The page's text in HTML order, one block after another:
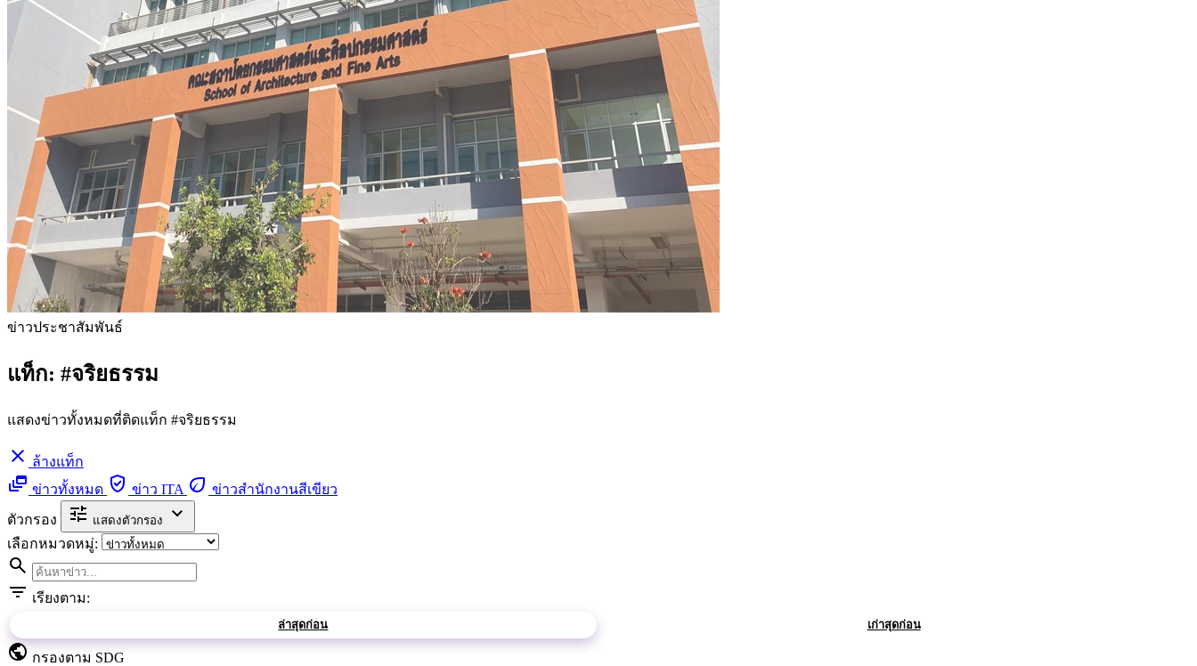
ข่าวประชาสัมพันธ์
แท็ก: #จริยธรรม
แสดงข่าวทั้งหมดที่ติดแท็ก #จริยธรรม
close ล้างแท็ก
dynamic_feed ข่าวทั้งหมด verified_user ข่าว ITA eco ข่าวสำนักงานสีเขียว
ตัวกรอง
tune แสดงตัวกรอง expand_more
เลือกหมวดหมู่:
search
filter_list เรียงตาม:
ล่าสุดก่อน เก่าสุดก่อน
public กรองตาม SDG